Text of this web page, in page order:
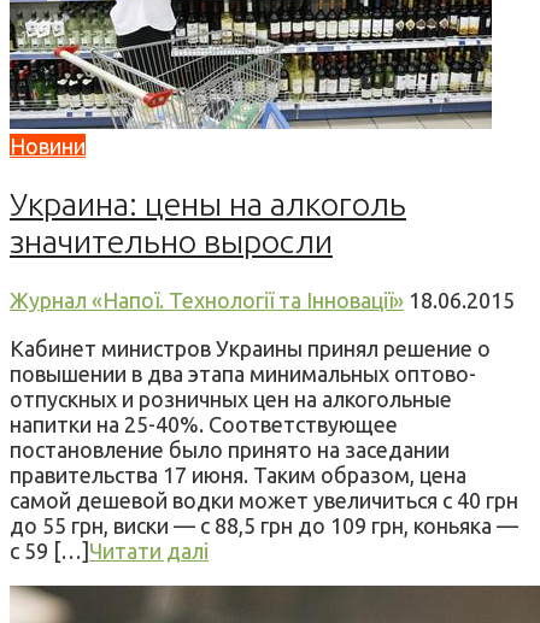
Новини
Украина: цены на алкоголь
значительно выросли
Журнал «Напої. Технології та Інновації» 18.06.2015
Кабинет министров Украины принял решение о
повышении в два этапа минимальных оптово-
отпускных и розничных цен на алкогольные
напитки на 25-40%. Соответствующее
постановление было принято на заседании
правительства 17 июня. Таким образом, цена
самой дешевой водки может увеличиться с 40 грн
до 55 грн, виски — с 88,5 грн до 109 грн, коньяка —
с 59 […] Читати далі